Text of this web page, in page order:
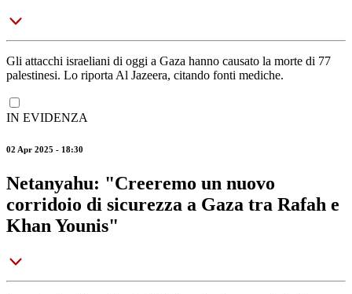
Gli attacchi israeliani di oggi a Gaza hanno causato la morte di 77
palestinesi. Lo riporta Al Jazeera, citando fonti mediche.
IN EVIDENZA
02 Apr 2025 - 18:30
Netanyahu: "Creeremo un nuovo
corridoio di sicurezza a Gaza tra Rafah e
Khan Younis"